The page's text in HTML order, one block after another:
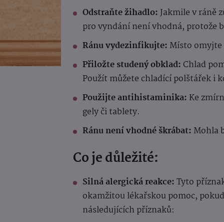
Odstraňte žihadlo:Jakmile v ráně
pro vyndání není vhodná, protože
Ránu vydezinfikujte:Místo omyjte
Přiložte studený obklad:Chlad
Použít můžete chladící polštářek i
Použijte antihistaminika: Ke
gely či tablety.
Ránu není vhodné škrábat:Mohla
Co je důležité:
Silná alergická reakce:Tyto
okamžitou lékařskou pomoc,
následujících příznaků: